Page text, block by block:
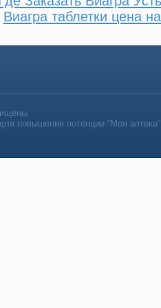
Виагра таблетки цена
повышения потенции “Моя